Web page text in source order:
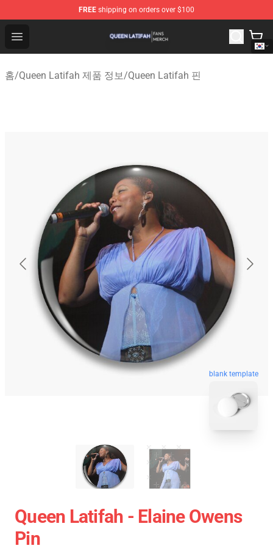
FREE shipping on orders over $100
Open menu
Queen Latifah Shop - Official Queen Latifah
홈/Queen Latifah 제품 정보/Queen Latifah 핀
blank template
Queen Latifah - Elaine Owens
Pin